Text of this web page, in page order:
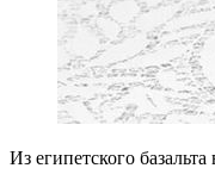
Из египетского